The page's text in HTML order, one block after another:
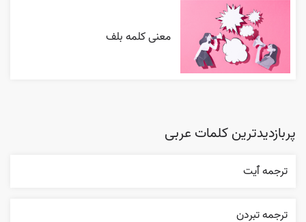
معنی کلمه بلف
پربازدیدترین کلمات عربی
ترجمه ٱیت
ترجمه تبردن